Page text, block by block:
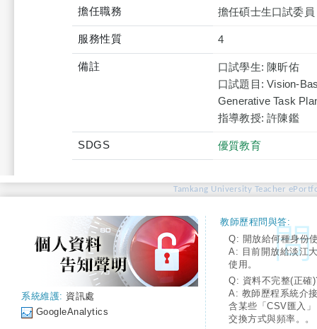
擔任職務 擔任碩士生口試委員
服務性質 4
備註
口試學生: 陳昕佑
口試題目: Vision-
Generative Task
指導教授: 許陳鑑
SDGS 優質教育
Tamkang University Teacher
系統維護: 資訊處
GoogleAnalytics
教師歷程問與答:
Q: 開放給何種身份
A: 目前開放給淡江
使用。
Q: 資料不完整(正確
A: 教師歷程系統介
含某些「CSV匯入
交換方式與頻率。。